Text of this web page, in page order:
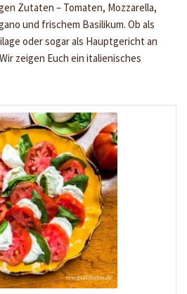
Zutaten – Tomaten, Mozzarella,
und frischem Basilikum. Ob als
oder sogar als Hauptgericht an
zeigen Euch ein italienisches